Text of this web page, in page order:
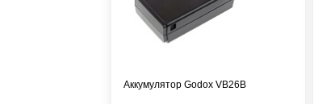
Аккумулятор Godox VB26B